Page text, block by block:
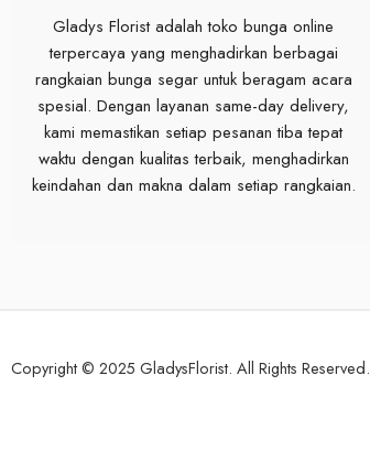
Gladys Florist adalah toko bunga online
terpercaya yang menghadirkan berbagai
rangkaian bunga segar untuk beragam acara
spesial. Dengan layanan same-day delivery,
kami memastikan setiap pesanan tiba tepat
waktu dengan kualitas terbaik, menghadirkan
keindahan dan makna dalam setiap rangkaian.
Copyright © 2025 GladysFlorist. All Rights Reserved.